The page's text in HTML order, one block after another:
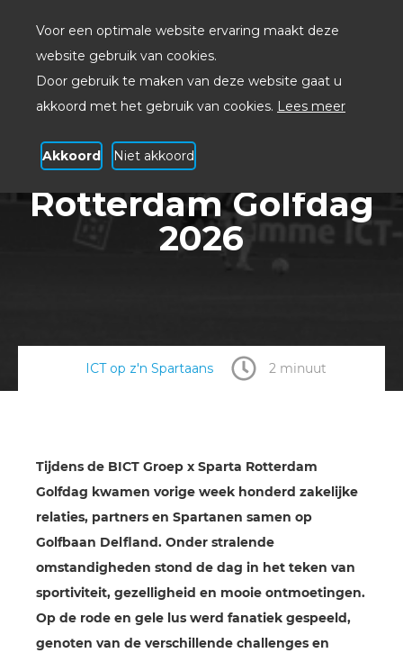
Voor een optimale website ervaring maakt deze
website gebruik van cookies.
Door gebruik te maken van deze website gaat u
akkoord met het gebruik van cookies. Lees meer
Akkoord Niet akkoord
BICT Groep x Sparta
Rotterdam Golfdag
2026
ICT op z'n Spartaans 2 minuut
Tijdens de BICT Groep x Sparta Rotterdam
Golfdag kwamen vorige week honderd zakelijke
relaties, partners en Spartanen samen op
Golfbaan Delfland. Onder stralende
omstandigheden stond de dag in het teken van
sportiviteit, gezelligheid en mooie ontmoetingen.
Op de rode en gele lus werd fanatiek gespeeld,
genoten van de verschillende challenges en